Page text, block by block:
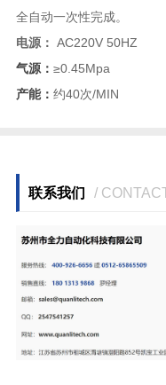
全自动一次性完成。
电源： AC220V 50HZ
气源： ≥0.45Mpa
产能： 约40次/MIN
联系我们 /